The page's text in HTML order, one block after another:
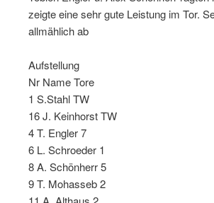
zeigte eine sehr gute Leistung im Tor.
allmählich ab
Aufstellung
Nr Name Tore
1 S.Stahl TW
16 J. Keinhorst TW
4 T. Engler 7
6 L. Schroeder 1
8 A. Schönherr 5
9 T. Mohasseb 2